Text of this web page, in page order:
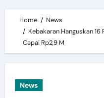
Home
News
Kebakaran Hanguskan 16
Capai Rp2,9 M
News